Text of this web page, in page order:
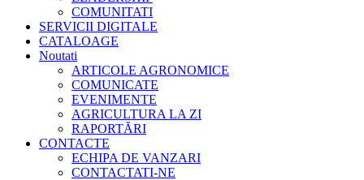
COMUNITATI
SERVICII DIGITALE
CATALOAGE
Noutati
ARTICOLE AGRONOMICE
COMUNICATE
EVENIMENTE
AGRICULTURA LA ZI
RAPORTĂRI
CONTACTE
ECHIPA DE VANZARI
CONTACTATI-NE